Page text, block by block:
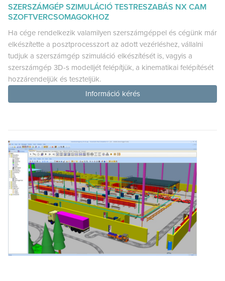
SZERSZÁMGÉP SZIMULÁCIÓ TESTRESZABÁS NX CAM
SZOFTVERCSOMAGOKHOZ
Ha cége rendelkezik valamilyen szerszámgéppel és cégünk már
elkészítette a posztprocesszort az adott vezérléshez, vállalni
tudjuk a szerszámgép szimuláció elkészítését is, vagyis a
szerszámgép 3D-s modelljét felépítjük, a kinematikai felépítését
hozzárendeljük és teszteljük.
Információ kérés